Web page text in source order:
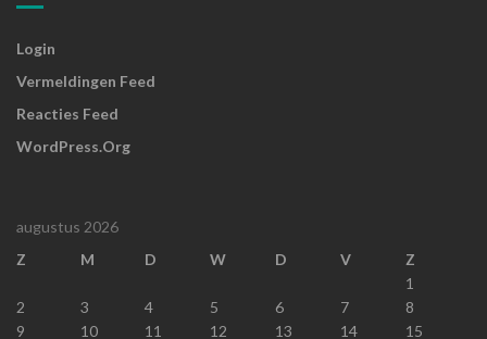
Login
Vermeldingen Feed
Reacties Feed
WordPress.org
augustus 2026
Z
M D W D V
Z
1
2
3 4 5 6 7
8
9
10 11 12 13 14 15